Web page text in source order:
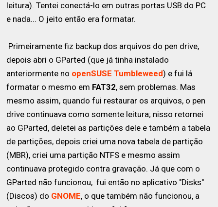
leitura). Tentei conectá-lo em outras portas USB do PC
e nada... O jeito então era formatar.
Primeiramente fiz backup dos arquivos do pen drive,
depois abri o GParted (que já tinha instalado
anteriormente no openSUSE Tumbleweed) e fui lá
formatar o mesmo em FAT32, sem problemas. Mas
mesmo assim, quando fui restaurar os arquivos, o pen
drive continuava como somente leitura; nisso retornei
ao GParted, deletei as partições dele e também a tabela
de partições, depois criei uma nova tabela de partição
(MBR), criei uma partição NTFS e mesmo assim
continuava protegido contra gravação. Já que com o
GParted não funcionou, fui então no aplicativo "Disks"
(Discos) do GNOME, o que também não funcionou, a